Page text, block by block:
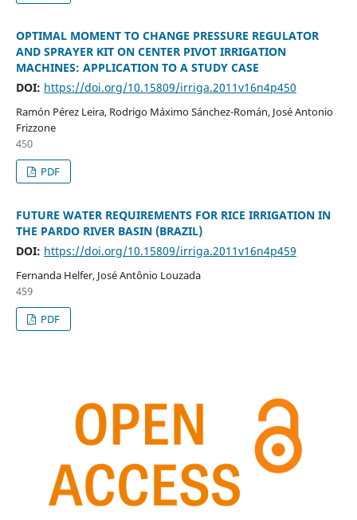
OPTIMAL MOMENT TO CHANGE PRESSURE REGULATOR
AND SPRAYER KIT ON CENTER PIVOT IRRIGATION
MACHINES: APPLICATION TO A STUDY CASE
DOI: https://doi.org/10.15809/irriga.2011v16n4p450
Ramón Pérez Leira, Rodrigo Máximo Sánchez-Román, José Antonio
Frizzone
450
PDF
FUTURE WATER REQUIREMENTS FOR RICE IRRIGATION IN
THE PARDO RIVER BASIN (BRAZIL)
DOI: https://doi.org/10.15809/irriga.2011v16n4p459
Fernanda Helfer, José Antônio Louzada
459
PDF